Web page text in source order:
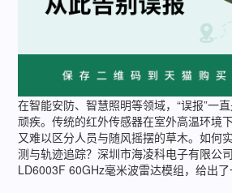
在智能安防、智慧照明等领域，“误报”一
顽疾。传统的红外传感器在室外高温环境
又难以区分人员与随风摇摆的草木。如何
测与轨迹追踪？深圳市海凌科电子有限公
LD6003F 60GHz毫米波雷达模组，给出了